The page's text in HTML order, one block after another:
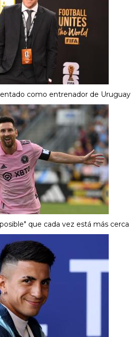
como entrenador de Uruguay
que cada vez está más cerca